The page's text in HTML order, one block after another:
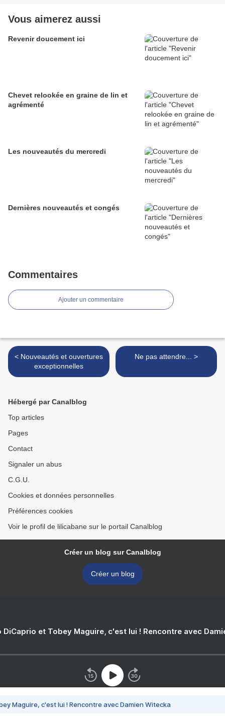
Vous aimerez aussi
Revenir doucement ici
Chevet relookée en graine de lin et
agrémenté
Les nouveautés du mercredi
Dernières nouveautés et congés
Commentaires
Ajouter un commentaire
< Nouveautés et ouvertures
exceptionnelles
Ne pas attendre... >
Hébergé par Canalblog
Top articles
Pages
Contact
Signaler un abus
C.G.U.
Cookies et données personnelles
Préférences cookies
Voir le profil de lilicabane sur le portail Canalblog
Créer un blog sur Canalblog
Créer un blog
DiCaprio et Tobey Maguire, c'est lui ! Rencontre avec
Maguire, c'est lui ! Rencontre avec Damien Witecka